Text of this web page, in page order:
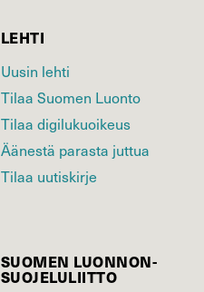
LEHTI
Uusin lehti
Tilaa Suomen Luonto
Tilaa digilukuoikeus
Äänestä parasta juttua
Tilaa uutiskirje
SUOMEN LUONNON­
SUOJELU­LIITTO